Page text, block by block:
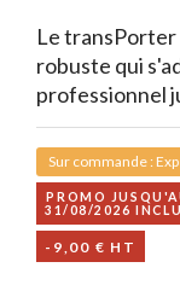
Le transPorter
robuste qui
professionnel
Sur commande :
PROMO
31/08/2026
-9,00 € HT